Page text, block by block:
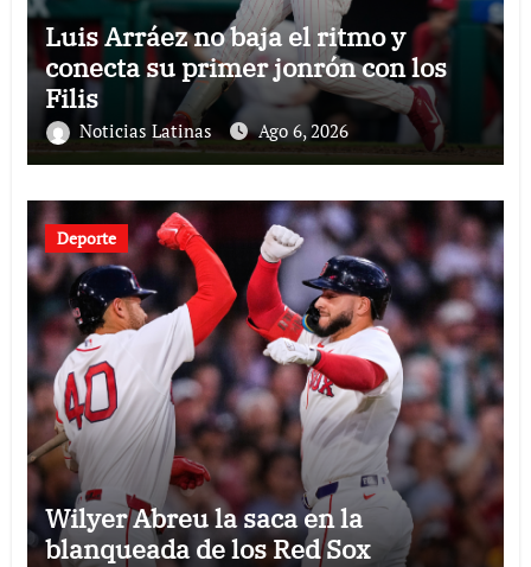
Luis Arráez no baja el ritmo y
conecta su primer jonrón con los
Filis
Noticias Latinas Ago 6, 2026
Deporte
Wilyer Abreu la saca en la
blanqueada de los Red Sox